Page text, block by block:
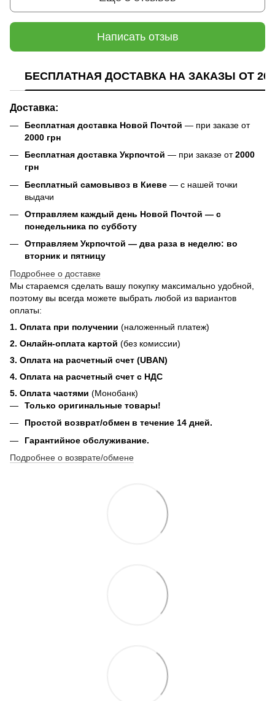
Написать отзыв
БЕСПЛАТНАЯ ДОСТАВКА НА ЗАКАЗЫ ОТ
Доставка:
Бесплатная доставка Новой Почтой — при заказе от
2000 грн
Бесплатная доставка Укрпочтой — при заказе от2000
грн
Бесплатный самовывоз в Киеве — с нашей точки
выдачи
Отправляем каждый день Новой Почтой — с
понедельника по субботу
Отправляем Укрпочтой — два раза в неделю: во
вторник и пятницу
Подробнее о доставке
Мы стараемся сделать вашу покупку максимально удобной,
поэтому вы всегда можете выбрать любой из вариантов
оплаты:
1. Оплата при получении (наложенный платеж)
2. Онлайн-оплата картой (без комиссии)
3. Оплата на расчетный счет (UBAN)
4. Оплата на расчетный счет с НДС
5. Оплата частями (Монобанк)
Только оригинальные товары!
Простой возврат/обмен в течение 14 дней.
Гарантийное обслуживание.
Подробнее о возврате/обмене